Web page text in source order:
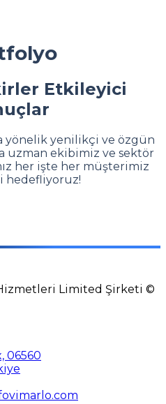
Etkileyici
yönelik yenilikçi ve özgün
uzman ekibimiz ve sektör
her işte her müşterimiz
hedefliyoruz!
Limited Şirketi ©
06560